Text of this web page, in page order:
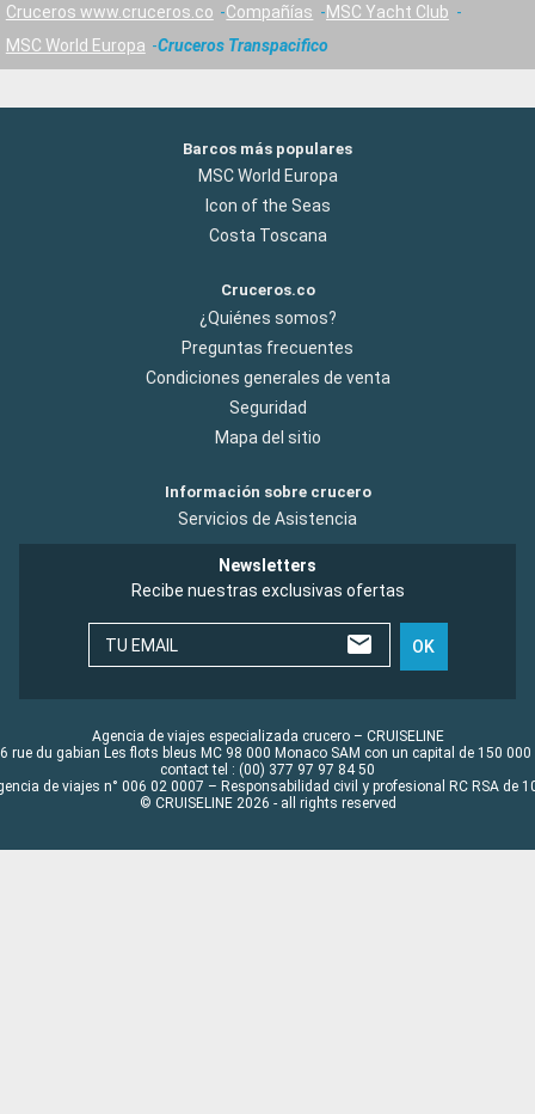
Cruceros www.cruceros.co Compañías
MSC Yacht Club
MSC World Europa
Cruceros Transpacifico
Barcos más populares
MSC World Europa
Icon of the Seas
Costa Toscana
Cruceros.co
¿Quiénes somos?
Preguntas frecuentes
Condiciones generales de venta
Seguridad
Mapa del sitio
Información sobre crucero
Servicios de Asistencia
Newsletters
Recibe nuestras exclusivas ofertas
TU EMAIL OK
Agencia de viajes especializada crucero – CRUISELINE
rue du gabian Les flots bleus MC 98 000 Monaco SAM con un capital de 150 000
contact tel : (00) 377 97 97 84 50
de viajes n° 006 02 0007 – Responsabilidad civil y profesional RC RSA de
© CRUISELINE 2026 - all rights reserved